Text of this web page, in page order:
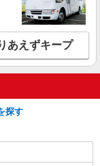
あえずキープ
探す